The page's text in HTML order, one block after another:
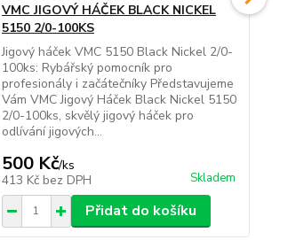
VMC JIGOVÝ HÁČEK BLACK NICKEL
5150 2/0-100KS
Jigový háček VMC 5150 Black Nickel 2/0-
100ks: Rybářský pomocník pro
profesionály i začátečníky Představujeme
Vám VMC Jigový Háček Black Nickel 5150
2/0-100ks, skvělý jigový háček pro
odlívání jigových...
500 Kč/ks
413 Kč bez DPH Skladem
Přidat do košíku